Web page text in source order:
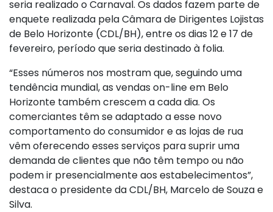
seria realizado o Carnaval. Os dados fazem parte de
enquete realizada pela Câmara de Dirigentes Lojistas
de Belo Horizonte (CDL/BH), entre os dias 12 e 17 de
fevereiro, período que seria destinado à folia.
“Esses números nos mostram que, seguindo uma
tendência mundial, as vendas on-line em Belo
Horizonte também crescem a cada dia. Os
comerciantes têm se adaptado a esse novo
comportamento do consumidor e as lojas de rua
vêm oferecendo esses serviços para suprir uma
demanda de clientes que não têm tempo ou não
podem ir presencialmente aos estabelecimentos”,
destaca o presidente da CDL/BH, Marcelo de Souza e
Silva.